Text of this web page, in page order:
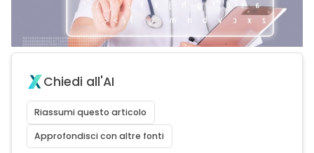
Chiedi all'AI
Riassumi questo articolo
Approfondisci con altre fonti